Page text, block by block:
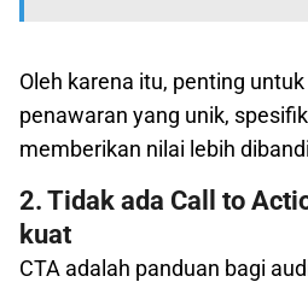
Oleh karena itu, penting
penawaran yang unik,
memberikan nilai lebih
2. Tidak ada Call to
kuat
CTA adalah panduan bagi